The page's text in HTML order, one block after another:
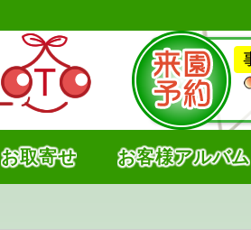
お取寄せ お客様アルバム